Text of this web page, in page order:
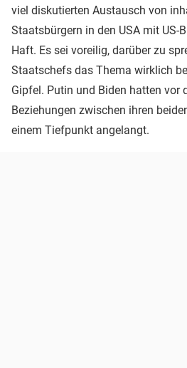
viel diskutierten Austausch von
Staatsbürgern in den USA mit US-
Haft. Es sei voreilig, darüber zu
Staatschefs das Thema wirklich
Gipfel. Putin und Biden hatten vor
Beziehungen zwischen ihren
einem Tiefpunkt angelangt.